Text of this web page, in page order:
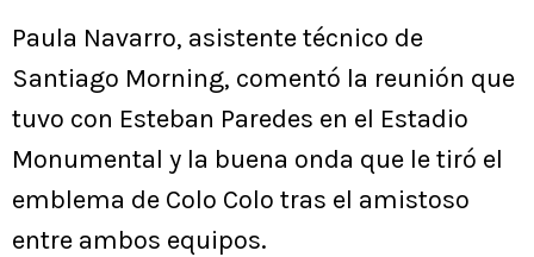
Paula Navarro, asistente técnico de
Santiago Morning, comentó la reunión que
tuvo con Esteban Paredes en el Estadio
Monumental y la buena onda que le tiró el
emblema de Colo Colo tras el amistoso
entre ambos equipos.